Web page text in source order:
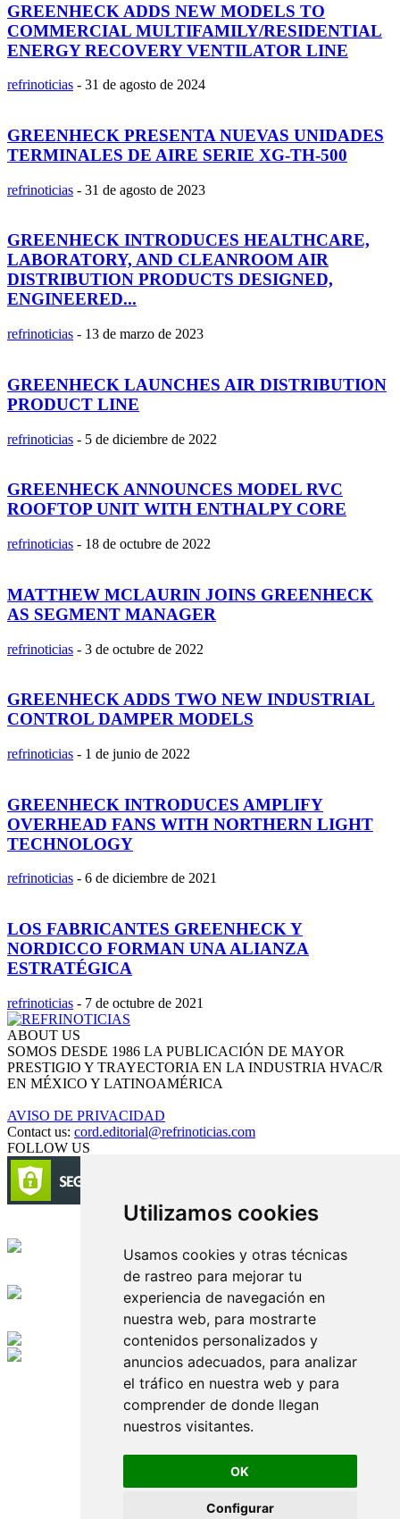
Utilizamos cookies
Usamos cookies y otras técnicas
de rastreo para mejorar tu
experiencia de navegación en
nuestra web, para mostrarte
contenidos personalizados y
anuncios adecuados, para analizar
el tráfico en nuestra web y para
comprender de donde llegan
nuestros visitantes.
OK
Configurar
GREENHECK ADDS NEW MODELS TO
COMMERCIAL MULTIFAMILY/RESIDENTIAL
ENERGY RECOVERY VENTILATOR LINE
refrinoticias - 31 de agosto de 2024
GREENHECK PRESENTA NUEVAS UNIDADES
TERMINALES DE AIRE SERIE XG-TH-500
refrinoticias - 31 de agosto de 2023
GREENHECK INTRODUCES HEALTHCARE,
LABORATORY, AND CLEANROOM AIR
DISTRIBUTION PRODUCTS DESIGNED,
ENGINEERED...
refrinoticias - 13 de marzo de 2023
GREENHECK LAUNCHES AIR DISTRIBUTION
PRODUCT LINE
refrinoticias - 5 de diciembre de 2022
GREENHECK ANNOUNCES MODEL RVC
ROOFTOP UNIT WITH ENTHALPY CORE
refrinoticias - 18 de octubre de 2022
MATTHEW MCLAURIN JOINS GREENHECK
AS SEGMENT MANAGER
refrinoticias - 3 de octubre de 2022
GREENHECK ADDS TWO NEW INDUSTRIAL
CONTROL DAMPER MODELS
refrinoticias - 1 de junio de 2022
GREENHECK INTRODUCES AMPLIFY
OVERHEAD FANS WITH NORTHERN LIGHT
TECHNOLOGY
refrinoticias - 6 de diciembre de 2021
LOS FABRICANTES GREENHECK Y
NORDICCO FORMAN UNA ALIANZA
ESTRATÉGICA
refrinoticias - 7 de octubre de 2021
ABOUT US
SOMOS DESDE 1986 LA PUBLICACIÓN DE MAYOR
PRESTIGIO Y TRAYECTORIA EN LA INDUSTRIA HVAC/R
EN MÉXICO Y LATINOAMÉRICA
AVISO DE PRIVACIDAD
Contact us: cord.editorial@refrinoticias.com
FOLLOW US
Edición digital con tecnología
Playa Revolcadero 222 Col. Reforma Iztaccihuatl Norte C.P. 08810
CIUDAD DE MEXICO
Conmutador CIUDAD DE MEXICO (+52) 555 740 4476, 555 740
© 2000-2026 BURO DE MERCADOTECNIA DEL CENTRO,
S.A. Todos los derechos reservados
Todos los nombres, marcas, logotipos, productos e imagenes
mencionados son propiedad de sus respectivos dueños
Prohibida la reproducción total o parcial de los contenidos aqui
publicados incluyendo cualquier medio electrónico o magnético